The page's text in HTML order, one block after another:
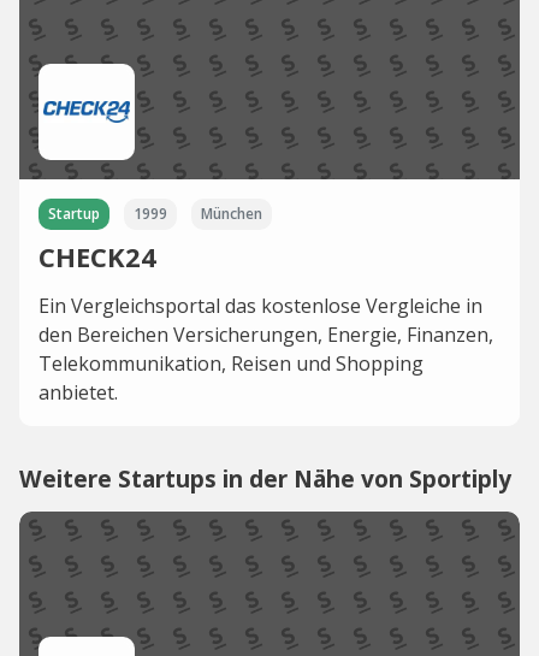
Startup 1999 München
CHECK24
Ein Vergleichsportal das kostenlose Vergleiche in
den Bereichen Versicherungen, Energie, Finanzen,
Telekommunikation, Reisen und Shopping
anbietet.
Weitere Startups in der Nähe von Sportiply